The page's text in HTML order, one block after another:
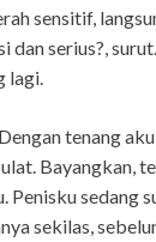
sensitif,
dan serius?,
lagi.
tenang
Bayangkan,
Penisku sedang
sekilas,